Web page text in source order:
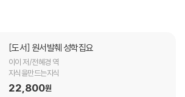
[도서] 원서발췌 성학집요
이이 저/전혜경 역
지식을만드는지식
22,800원